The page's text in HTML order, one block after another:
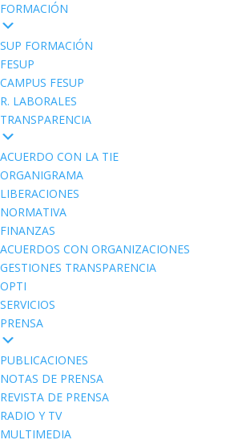
FORMACIÓN
SUP FORMACIÓN
FESUP
CAMPUS FESUP
R. LABORALES
TRANSPARENCIA
ACUERDO CON LA TIE
ORGANIGRAMA
LIBERACIONES
NORMATIVA
FINANZAS
ACUERDOS CON ORGANIZACIONES
GESTIONES TRANSPARENCIA
OPTI
SERVICIOS
PRENSA
PUBLICACIONES
NOTAS DE PRENSA
REVISTA DE PRENSA
RADIO Y TV
MULTIMEDIA